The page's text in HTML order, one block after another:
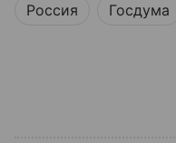
Россия Госдума